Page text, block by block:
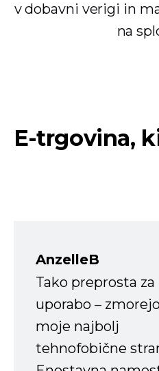
v dobavni verigi in
na
E-trgovina,
AnzelleB
Tako preprosta za
uporabo –
moje najbolj
tehnofobične